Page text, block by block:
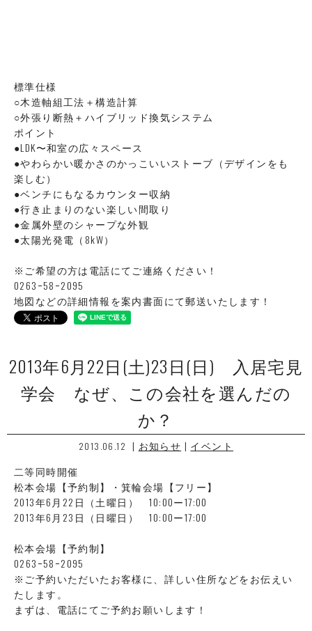
標準仕様
○木造軸組工法＋構造計算
○外張り断熱＋ハイブリッド換気システム
ポイント
●LDK〜和室の広々スペース
●やわらかい暖かさのかっこいいストーブ（デザインをも
楽しむ）
●ベンチにもなるカウンター収納
●行き止まりのない楽しい間取り
●金属外壁のシャープな外観
●太陽光発電（8kW）
※ご希望の方は電話にてご連絡ください！
0263ｰ58ｰ2095
地図などの詳細情報を案内書面にて郵送いたします！
2013年6月22日(土)23日(日) 入居宅見
学会 なぜ、この会社を選んだの
か？
2013.06.12 | お知らせ | イベント
二等同時開催
松本会場【予約制】・箕輪会場【フリー】
2013年6月22日（土曜日） 10:00ー17:00
2013年6月23日（日曜日） 10:00ー17:00
松本会場【予約制】
0263ｰ58ｰ2095
※ご予約いただいたお客様に、詳しい住所などをお伝えい
たします。
まずは、電話にてご予約お願いします！